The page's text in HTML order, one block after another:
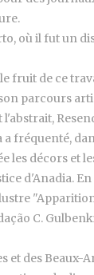
où il fut un
fruit de ce
parcours
les décors
d'Anadia.
C.
et des